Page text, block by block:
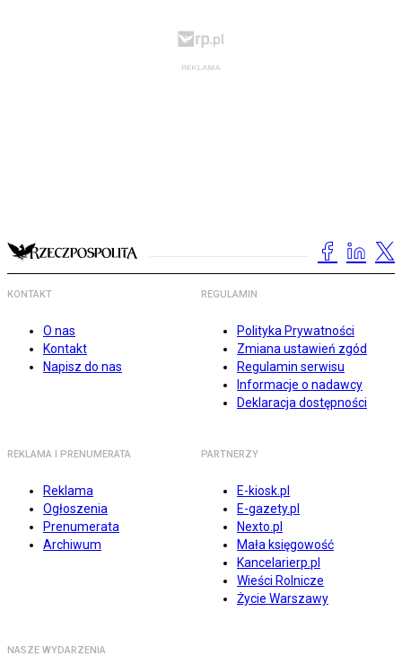
KONTAKT
O nas
Kontakt
Napisz do nas
REGULAMIN
Polityka Prywatności
Zmiana ustawień zgód
Regulamin serwisu
Informacje o nadawcy
Deklaracja dostępności
REKLAMA I PRENUMERATA
Reklama
Ogłoszenia
Prenumerata
Archiwum
PARTNERZY
E-kiosk.pl
E-gazety.pl
Nexto.pl
Mała księgowość
Kancelarierp.pl
Wieści Rolnicze
Życie Warszawy
NASZE WYDARZENIA